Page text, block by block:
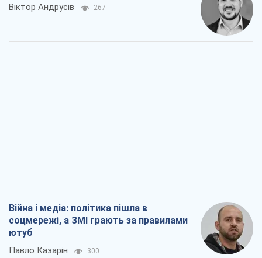
Віктор Андрусів 267
Війна і медіа: політика пішла в
соцмережі, а ЗМІ грають за правилами
ютуб
Павло Казарін 300